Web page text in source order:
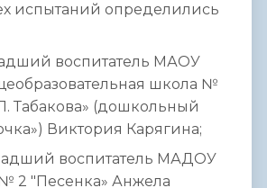
испытаний определились
воспитатель МАОУ
школа №
Табакова» (дошкольный
Виктория Карягина;
воспитатель МАДОУ
2 "Песенка» Анжела